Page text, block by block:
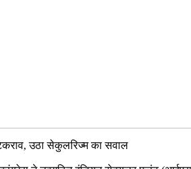
उठा सेकुलरिज्म का सवाल